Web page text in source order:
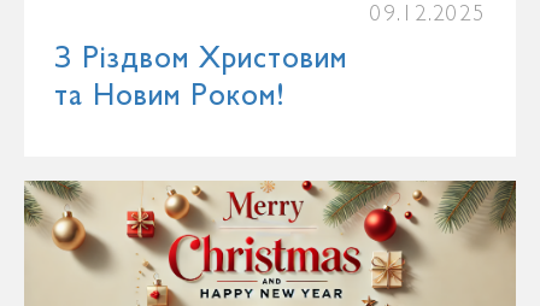
09.12.2025
З Різдвом Христовим
та Новим Роком!